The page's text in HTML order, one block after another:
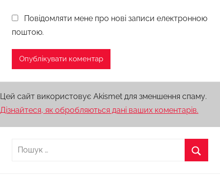
Повідомляти мене про нові записи електронною
поштою.
Цей сайт використовує Akismet для зменшення спаму.
Дізнайтеся, як обробляються дані ваших коментарів.
Пошук: